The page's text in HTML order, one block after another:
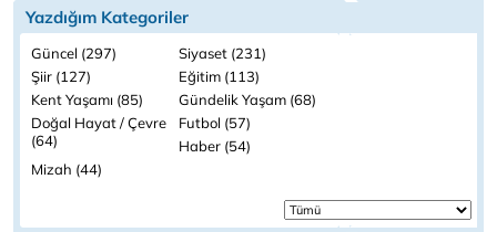
Yazdığım Kategoriler
Güncel (297)
Siyaset (231)
Şiir (127)
Eğitim (113)
Kent Yaşamı (85)
Gündelik Yaşam (68)
Doğal Hayat / Çevre
(64)
Futbol (57)
Haber (54)
Mizah (44)